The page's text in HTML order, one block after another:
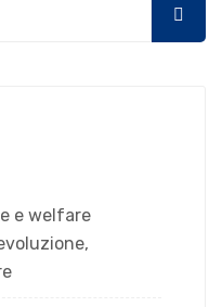
e welfare